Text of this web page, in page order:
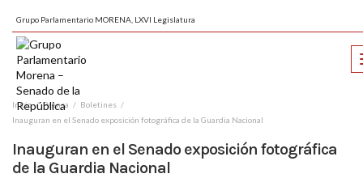
Grupo Parlamentario MORENA, LXVI Legislatura
Inicio Prensa
Boletines
Inauguran en el Senado exposición fotográfica de la Guardia Nacional
Inauguran en el Senado exposición fotográfica
de la Guardia Nacional